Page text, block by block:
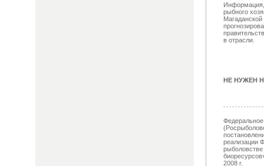
Информация,
рыбного
Магаданской
в отрасли.
НЕ НУЖЕН
Федеральное
реализации
2008 г.